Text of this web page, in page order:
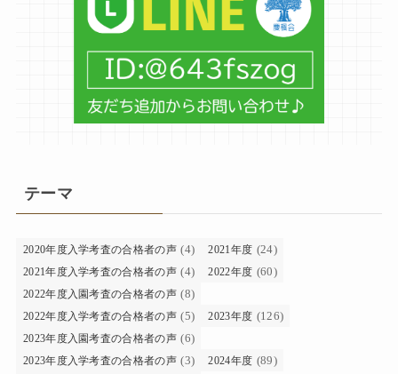
テーマ
2020年度入学考査の合格者の声 (4) 2021年度 (24)
2021年度入学考査の合格者の声 (4) 2022年度 (60)
2022年度入園考査の合格者の声 (8)
2022年度入学考査の合格者の声 (5) 2023年度 (126)
2023年度入園考査の合格者の声 (6)
2023年度入学考査の合格者の声 (3) 2024年度 (89)